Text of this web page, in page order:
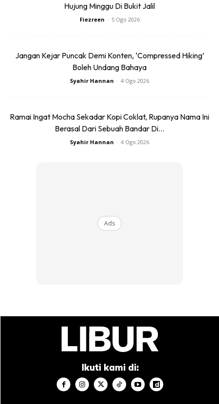
Hujung Minggu Di Bukit Jalil
Fiezreen - 5 Ogo 2026
Jangan Kejar Puncak Demi Konten, ‘Compressed Hiking’
Boleh Undang Bahaya
Syahir Hannan - 4 Ogo 2026
Ramai Ingat Mocha Sekadar Kopi Coklat, Rupanya Nama Ini
Berasal Dari Sebuah Bandar Di...
Syahir Hannan - 4 Ogo 2026
Ads
Ikuti kami di: